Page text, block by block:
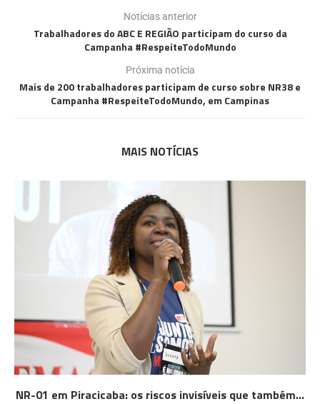
Notícias anterior
Trabalhadores do ABC E REGIÃO participam do curso da
Campanha #RespeiteTodoMundo
Próxima notícia
Mais de 200 trabalhadores participam de curso sobre NR38 e
Campanha #RespeiteTodoMundo, em Campinas
MAIS NOTÍCIAS
NR-01 em Piracicaba: os riscos invisíveis que também...